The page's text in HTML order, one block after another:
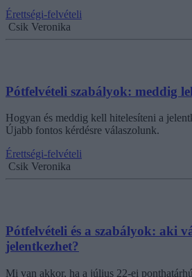
Érettségi-felvételi
Csik Veronika
Pótfelvételi szabályok: meddig
Hogyan és meddig kell hitelesíteni a
Újabb fontos kérdésre válaszolunk.
Érettségi-felvételi
Csik Veronika
Pótfelvételi és a szabályok: aki
jelentkezhet?
Mi van akkor, ha a július 22-ei